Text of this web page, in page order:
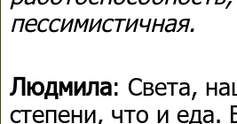
пессимистичная.
Людмила: Света,
степени, что и